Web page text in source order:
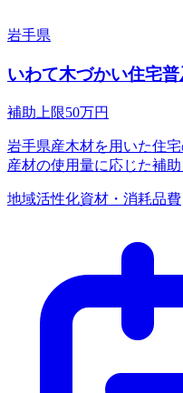
岩手県
いわて木づかい住宅普
補助上限50万円
岩手県産木材を用いた住
産材の使用量に応じた補
地域活性化資材・消耗品費